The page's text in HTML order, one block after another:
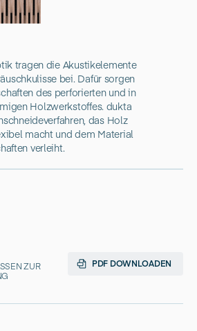
tragen die Akustikelemente
bei. Dafür sorgen
des perforierten und in
Holzwerkstoffes. dukta
das Holz
macht und dem Material
verleiht.
PDF DOWNLOADEN
ZUR